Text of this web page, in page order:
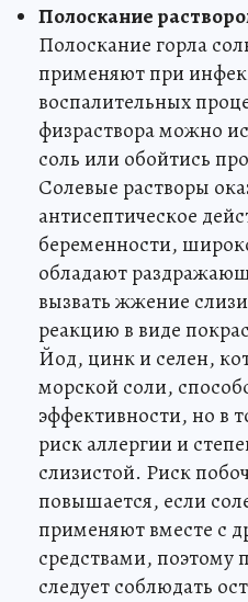
Полоскание
Полоскание горла
применяют при
воспалительных
физраствора можно
соль или обойтись
Солевые растворы
антисептическое
беременности,
обладают
вызвать жжение
реакцию в виде
Йод, цинк и селен,
морской соли,
эффективности, но в
риск аллергии и
слизистой. Риск
повышается, если
применяют вместе с
средствами, поэтому
следует соблюдать